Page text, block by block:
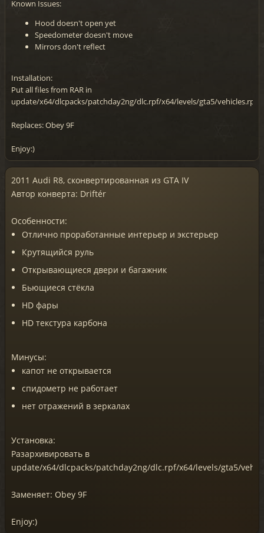
Known Issues:
Hood doesn't open yet
Speedometer doesn't move
Mirrors don't reflect
Installation:
Put all files from RAR in
update/x64/dlcpacks/patchday2ng/dlc.rpf/x64/levels/gta5/vehicles.rpf
Replaces: Obey 9F
Enjoy:)
2011 Audi R8, сконвертированная из GTA IV
Автор конверта: Driftér
Особенности:
Отлично проработанные интерьер и экстерьер
Крутящийся руль
Открывающиеся двери и багажник
Бьющиеся стёкла
HD фары
HD текстура карбона
Минусы:
капот не открывается
спидометр не работает
нет отражений в зеркалах
Установка:
Разархивировать в
update/x64/dlcpacks/patchday2ng/dlc.rpf/x64/levels/gta5/
Заменяет: Obey 9F
Enjoy:)